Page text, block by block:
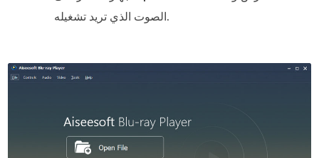
الصوت الذي تريد تشغيله.